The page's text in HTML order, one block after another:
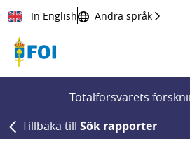
Till innehållet
In English Andra språk
Totalförsvarets
Tillbaka till Sök rapporter